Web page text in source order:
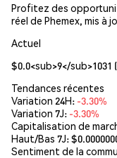
Profitez des
réel de Phemex, mis à
Actuel
$0.0<sub>9</sub>1031 (
Tendances récentes
Variation 24H: -3.30%
Variation 7J: -3.30%
Capitalisation de
Haut/Bas 7J: $
Sentiment de la